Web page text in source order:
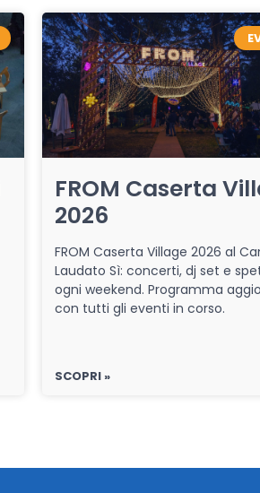
FROM Caserta
2026
FROM Caserta Village 2026 al
Laudato Sì: concerti, dj set e
ogni weekend. Programma
con tutti gli eventi in corso.
SCOPRI »